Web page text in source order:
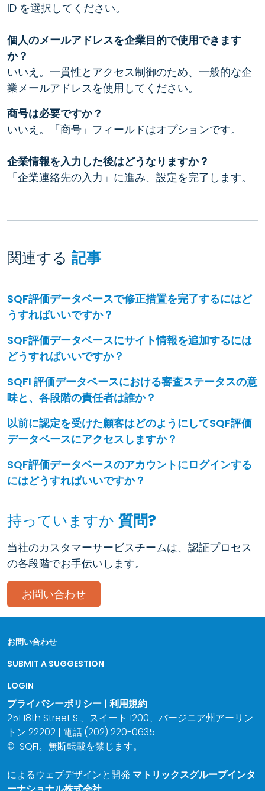
持っていますか 質問?
当社のカスタマーサービスチームは、認証プロセス
の各段階でお手伝いします。
お問い合わせ
ID を選択してください。
個人のメールアドレスを企業目的で使用できます
か？
いいえ。一貫性とアクセス制御のため、一般的な企
業メールアドレスを使用してください。
商号は必要ですか？
いいえ。「商号」フィールドはオプションです。
企業情報を入力した後はどうなりますか？
「企業連絡先の入力」に進み、設定を完了します。
関連する 記事
SQF評価データベースで修正措置を完了するにはど
うすればいいですか？
SQF評価データベースにサイト情報を追加するには
どうすればいいですか？
SQFI 評価データベースにおける審査ステータスの意
味と、各段階の責任者は誰か？
以前に認定を受けた顧客はどのようにしてSQF評価
データベースにアクセスしますか？
SQF評価データベースのアカウントにログインする
にはどうすればいいですか？
お問い合わせ
SUBMIT A SUGGESTION
LOGIN
プライバシーポリシー | 利用規約
251 18th Street S.、スイート 1200、バージニア州アーリン
トン 22202 | 電話:(202) 220-0635
© SQFI。無断転載を禁じます。
によるウェブデザインと開発 マトリックスグループインタ